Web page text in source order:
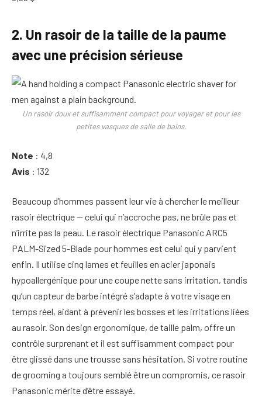
2. Un rasoir de la taille de la paume
avec une précision sérieuse
Un rasoir doux et suffisamment compact pour voyager et pour les
petites vasques de salle de bains.
Note : 4,8
Avis : 132
Beaucoup d’hommes passent leur vie à chercher le meilleur
rasoir électrique — celui qui n’accroche pas, ne brûle pas et
n’irrite pas la peau. Le rasoir électrique Panasonic ARC5
PALM-Sized 5-Blade pour hommes est celui qui y parvient
enfin. Il utilise cinq lames et feuilles en acier japonais
hypoallergénique pour une coupe nette sans irritation, tandis
qu’un capteur de barbe intégré s’adapte à votre visage en
temps réel, aidant à prévenir les bosses et les irritations liées
au rasoir. Son design ergonomique, de taille palm, offre un
contrôle surprenant et il est suffisamment compact pour
être glissé dans une trousse sans hésitation. Si votre routine
de grooming a toujours semblé être un compromis, ce rasoir
Panasonic mérite d’être essayé.